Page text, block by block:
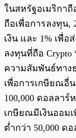
ในสหรัฐอเมริกาถื
ถือเพื่อการลงทุน,
เงิน และ 1% เพื่
ลงทุนที่ถือ
ความสัมพันธ์ทาง
เพื่อการเกษียณอื่
100,000 ดอลลาร์
เกษียณมีเงินออม
ต่ำกว่า 50,000 ดอ